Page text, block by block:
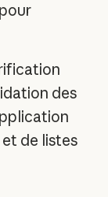
des
de listes